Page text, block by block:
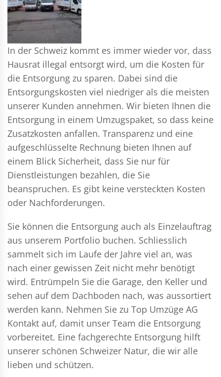
In der Schweiz kommt es immer wieder vor, dass
Hausrat illegal entsorgt wird, um die Kosten für
die Entsorgung zu sparen. Dabei sind die
Entsorgungskosten viel niedriger als die meisten
unserer Kunden annehmen. Wir bieten Ihnen die
Entsorgung in einem Umzugspaket, so dass keine
Zusatzkosten anfallen. Transparenz und eine
aufgeschlüsselte Rechnung bieten Ihnen auf
einem Blick Sicherheit, dass Sie nur für
Dienstleistungen bezahlen, die Sie
beanspruchen. Es gibt keine versteckten Kosten
oder Nachforderungen.
Sie können die Entsorgung auch als Einzelauftrag
aus unserem Portfolio buchen. Schliesslich
sammelt sich im Laufe der Jahre viel an, was
nach einer gewissen Zeit nicht mehr benötigt
wird. Entrümpeln Sie die Garage, den Keller und
sehen auf dem Dachboden nach, was aussortiert
werden kann. Nehmen Sie zu Top Umzüge AG
Kontakt auf, damit unser Team die Entsorgung
vorbereitet. Eine fachgerechte Entsorgung hilft
unserer schönen Schweizer Natur, die wir alle
lieben und schützen.